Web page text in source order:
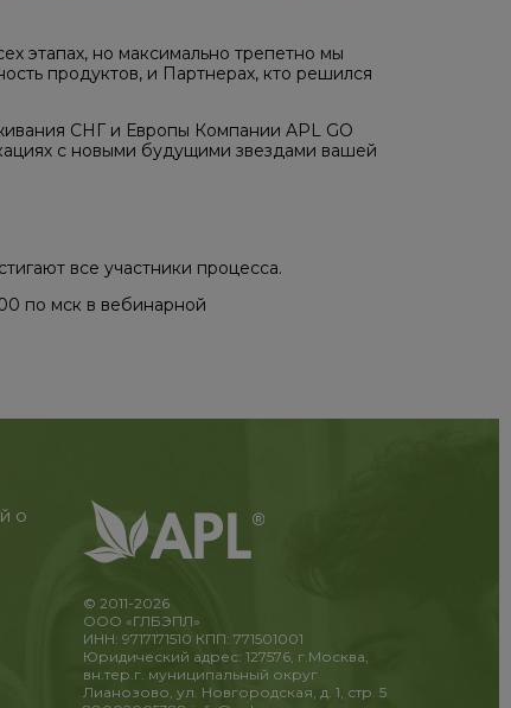
этапах, но максимально трепетно мы
продуктов, и Партнерах, кто решился
СНГ и Европы Компании APL GO
с новыми будущими звездами вашей
все участники процесса.
по мск в вебинарной
о
© 2011-2026
ООО «ГЛБЭПЛ»
ИНН: 9717171510 КПП: 771501001
Юридический адрес: 127576, г.Москва,
вн.тер.г. муниципальный округ
Лианозово, ул. Новгородская, д. 1, стр. 5